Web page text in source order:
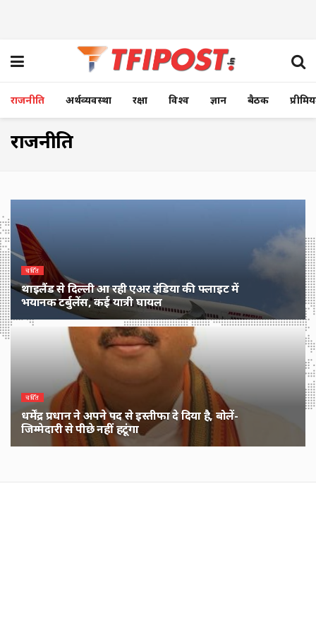
राजनीति अर्थव्यवस्था रक्षा विश्व ज्ञान बैठक
राजनीति
चर्चित
थाइलैंड से दिल्ली आ रही एअर इंडिया की फ्लाइट में
भयानक टर्बुलेंस, कई यात्री घायल
2 DAYS पहले
चर्चित
धर्मेंद्र प्रधान ने अपने पद से इस्तीफा दे दिया है, बोलें-
जिम्मेदारी से पीछे नहीं हटूंगा